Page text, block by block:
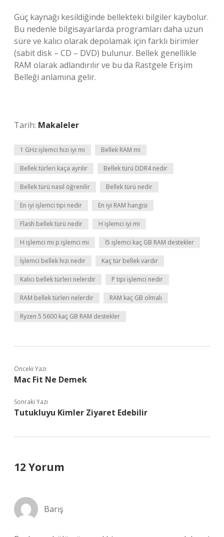
Güç kaynağı kesildiğinde bellekteki bilgiler kaybolur.
Bu nedenle bilgisayarlarda programları daha uzun
süre ve kalıcı olarak depolamak için farklı birimler
(sabit disk – CD – DVD) bulunur. Bellek genellikle
RAM olarak adlandırılır ve bu da Rastgele Erişim
Belleği anlamına gelir.
Tarih: Makaleler
1 GHz işlemci hızı iyi mi Bellek RAM mi
Bellek türleri kaça ayrılır Bellek türü DDR4 nedir
Bellek türü nasıl öğrenilir Bellek türü nedir
En iyi işlemci tipi nedir En iyi RAM hangisi
Flash bellek türü nedir H işlemci iyi mi
H işlemci mi p işlemci mi İ5 işlemci kaç GB RAM destekler
İşlemci bellek hızı nedir Kaç tür bellek vardır
Kalıcı bellek türleri nelerdir P tipi işlemci nedir
RAM bellek türleri nelerdir RAM kaç GB olmalı
Ryzen 5 5600 kaç GB RAM destekler
Önceki Yazı
Mac Fit Ne Demek
Sonraki Yazı
Tutukluyu Kimler Ziyaret Edebilir
12 Yorum
Barış